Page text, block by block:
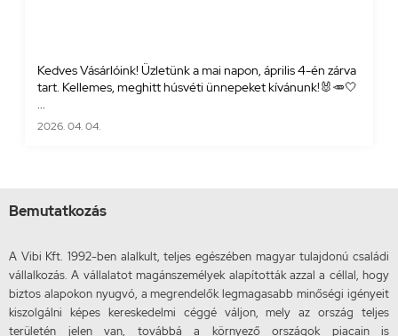
Kedves Vásárlóink! Üzletünk a mai napon, április 4-én zárva
tart. Kellemes, meghitt húsvéti ünnepeket kívánunk!🐰🥕🤍
...
2026. 04. 04.
Bemutatkozás
A Vibi Kft. 1992-ben alalkult, teljes egészében magyar tulajdonú családi
vállalkozás. A vállalatot magánszemélyek alapították azzal a céllal, hogy
biztos alapokon nyugvó, a megrendelők legmagasabb minőségi igényeit
kiszolgálni képes kereskedelmi céggé váljon, mely az ország teljes
területén jelen van, továbbá a környező országok piacain is